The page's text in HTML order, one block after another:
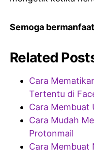
Semoga
Related
Cara
Tertentu di
Cara Membuat
Cara Mudah
Protonmail
Cara Membuat